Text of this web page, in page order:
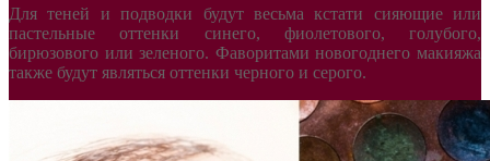
Для теней и подводки будут весьма кстати сияющие или
пастельные оттенки синего, фиолетового, голубого,
бирюзового или зеленого. Фаворитами новогоднего макияжа
также будут являться оттенки черного и серого.